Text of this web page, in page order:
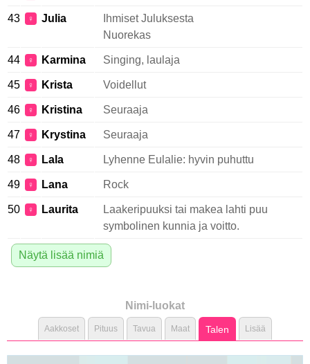
43 ♀ Julia
Ihmiset Juluksesta
Nuorekas
44 ♀ Karmina Singing, laulaja
45 ♀ Krista Voidellut
46 ♀ Kristina Seuraaja
47 ♀ Krystina Seuraaja
48 ♀ Lala Lyhenne Eulalie: hyvin puhuttu
49 ♀ Lana Rock
50 ♀ Laurita
Laakeripuuksi tai makea lahti puu
symbolinen kunnia ja voitto.
Näytä lisää nimiä
Nimi-luokat
Aakkoset Pituus Tavua Maat Talen Lisää